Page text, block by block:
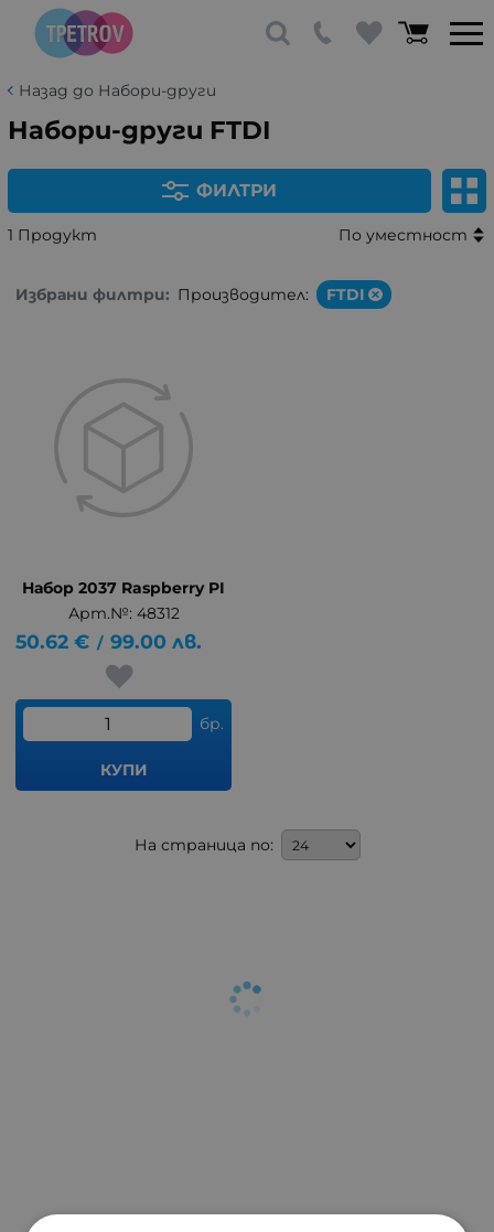
Назад до Набори-други
Набори-други FTDI
ФИЛТРИ
1 Продукт По уместност
Избрани филтри: Производител: FTDI
Набор 2037 Raspberry PI
Арт.№: 48312
50.62 € / 99.00 лв.
бр.
КУПИ
На страница по: